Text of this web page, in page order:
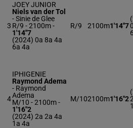
3
JOEY JUNIOR
Niels van der Tol
-Sinie de Glee
R/9 - 2100m-
1'14"7
(2024) 0a 8a 4a
6a 4a
R/9 2100m1'14"7
4
IPHIGENIE
Raymond Adema
- Raymond
Adema
M/10 - 2100m-
1'16"2
(2024) 2a 2a 4a
1a 4a
M/102100m1'16"2